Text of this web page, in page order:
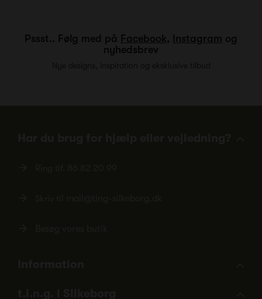
Pssst.. Følg med på Facebook, Instagram og
nyhedsbrev
Nye designs, inspiration og eksklusive tilbud